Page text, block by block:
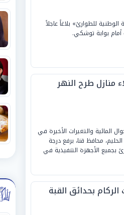
للطوارئ» بلاغاً عاجلاً
بوابة توشكي.
منازل طرح النهر
المائية والتغيرات الأخيرة في
محافظ قنا، برفع درجة
الأجهزة التنفيذية في
بحدائق القبة